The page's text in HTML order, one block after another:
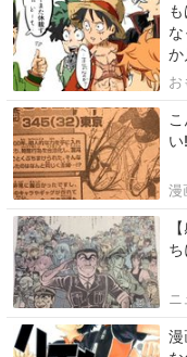
か
お
漫
ニ
漫